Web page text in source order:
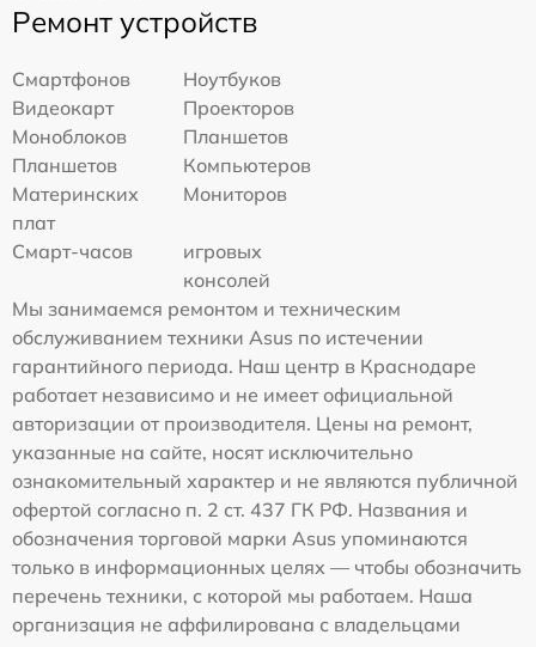
Ремонт устройств
Смартфонов
Ноутбуков
Видеокарт
Проекторов
Моноблоков
Планшетов
Планшетов
Компьютеров
Материнских
плат
Мониторов
Смарт-часов
игровых
консолей
Мы занимаемся ремонтом и техническим
обслуживанием техники Asus по истечении
гарантийного периода. Наш центр в Краснодаре
работает независимо и не имеет официальной
авторизации от производителя. Цены на ремонт,
указанные на сайте, носят исключительно
ознакомительный характер и не являются публичной
офертой согласно п. 2 ст. 437 ГК РФ. Названия и
обозначения торговой марки Asus упоминаются
только в информационных целях — чтобы обозначить
перечень техники, с которой мы работаем. Наша
организация не аффилирована с владельцами